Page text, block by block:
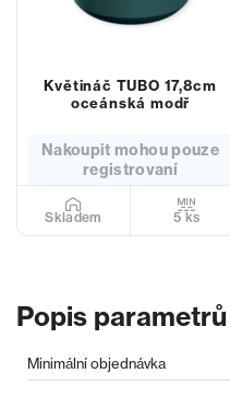
Květináč TUBO 17,8cm
oceánská modř
Nakoupit mohou pouze
registrovaní
Skladem 5 ks
Popis parametrů
Minimální objednávka